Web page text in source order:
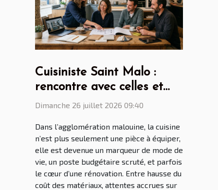
Cuisiniste Saint Malo :
rencontre avec celles et
ceux qui transforment nos
Dimanche 26 juillet 2026 09:40
Dans l’agglomération malouine, la cuisine
n’est plus seulement une pièce à équiper,
elle est devenue un marqueur de mode de
vie, un poste budgétaire scruté, et parfois
le cœur d’une rénovation. Entre hausse du
coût des matériaux, attentes accrues sur